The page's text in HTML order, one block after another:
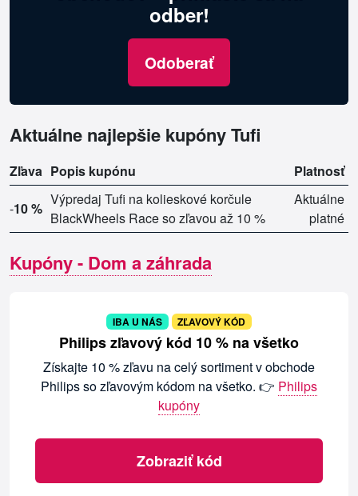
odber!
Odoberať
Aktuálne najlepšie kupóny Tufi
Zľava Popis kupónu Platnosť
-10 %
Výpredaj Tufi na kolieskové korčule
BlackWheels Race so zľavou až 10 %
Aktuálne
platné
Kupóny - Dom a záhrada
IBA U NÁS ZĽAVOVÝ KÓD
Philips zľavový kód 10 % na všetko
Získajte 10 % zľavu na celý sortiment v obchode
Philips so zľavovým kódom na všetko. 👉 Philips
kupóny
Zobraziť kód